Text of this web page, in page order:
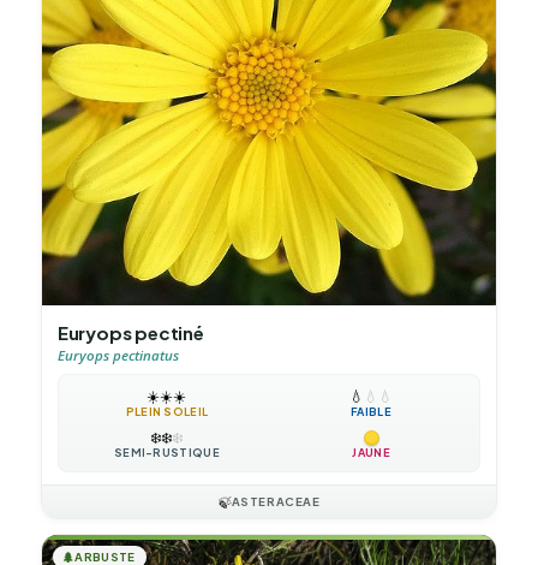
Euryops pectiné
Euryops pectinatus
☀️☀️☀️
PLEIN SOLEIL
💧 💧 💧
FAIBLE
❄️❄️❄️
SEMI-RUSTIQUE JAUNE
🍃ASTERACEAE
🌲ARBUSTE